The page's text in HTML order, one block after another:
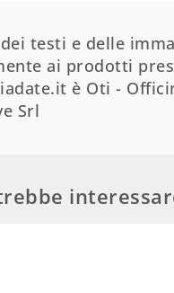
testi e delle
ai prodotti
è Oti -
Srl